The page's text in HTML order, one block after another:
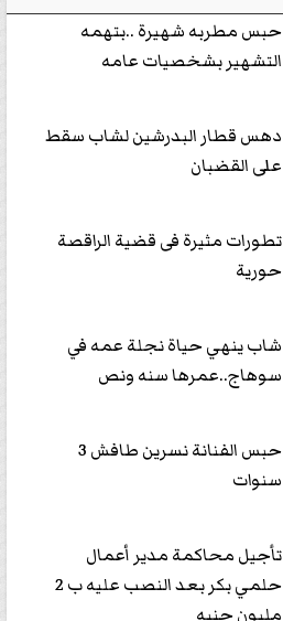
حبس مطربه شهيرة ..بتهمه
التشهير بشخصيات عامه
دهس قطار البدرشين لشاب سقط
على القضبان
تطورات مثيرة فى قضية الراقصة
حورية
شاب ينهي حياة نجلة عمه في
سوهاج..عمرها سنه ونص
حبس الفنانة نسرين طافش 3
سنوات
تأجيل محاكمة مدير أعمال
حلمي بكر بعد النصب عليه ب 2
مليون جنيه